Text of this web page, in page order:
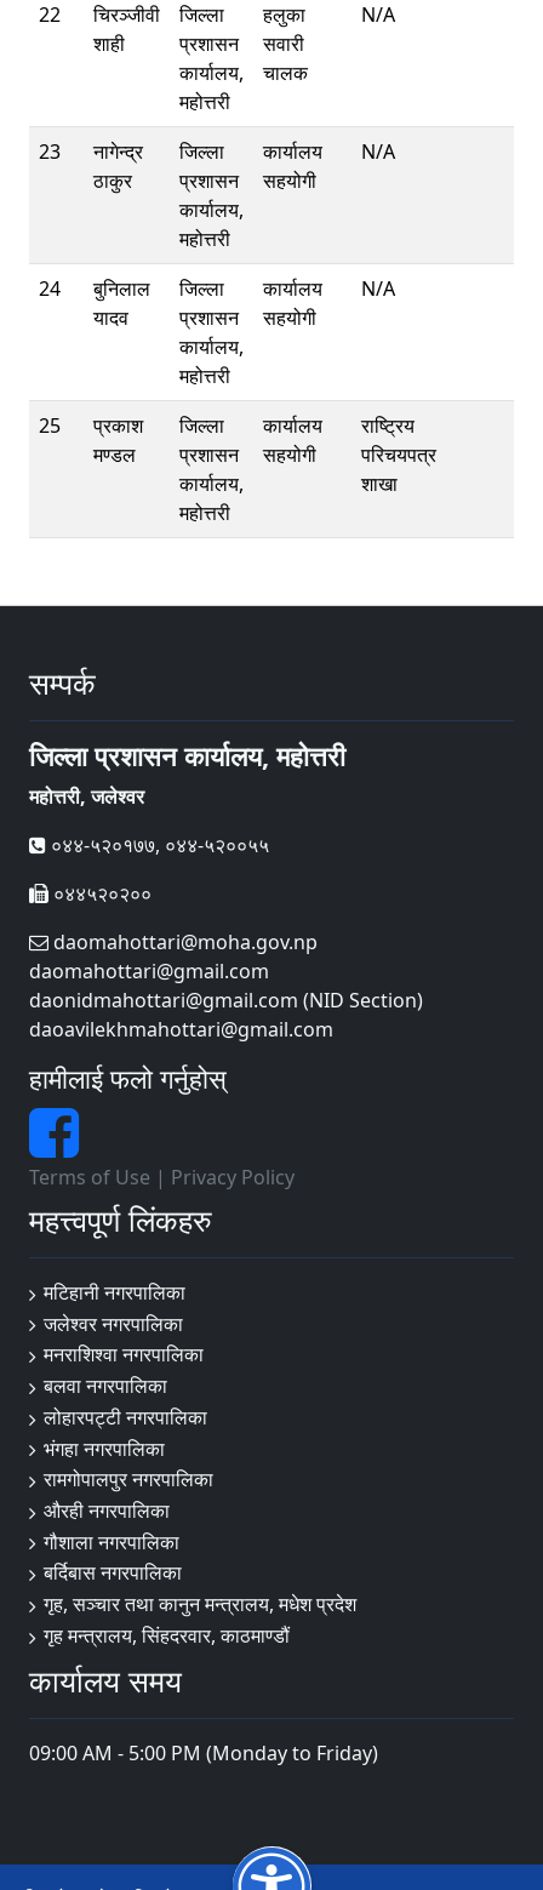
22
चिरञ्जीवी
शाही
जिल्ला
प्रशासन
कार्यालय,
महोत्तरी
हलुका
सवारी
चालक
N/A
23
नागेन्द्र
ठाकुर
जिल्ला
प्रशासन
कार्यालय,
महोत्तरी
कार्यालय
सहयोगी
N/A
24
बुनिलाल
यादव
जिल्ला
प्रशासन
कार्यालय,
महोत्तरी
कार्यालय
सहयोगी
N/A
25
प्रकाश
मण्डल
जिल्ला
प्रशासन
कार्यालय,
महोत्तरी
कार्यालय
सहयोगी
राष्ट्रिय
परिचयपत्र
शाखा
सम्पर्क
जिल्ला प्रशासन कार्यालय, महोत्तरी
महोत्तरी, जलेश्वर
०४४-५२०१७७, ०४४-५२००५५
०४४५२०२००
daomahottari@moha.gov.np
daomahottari@gmail.com
daonidmahottari@gmail.com (NID Section)
daoavilekhmahottari@gmail.com
हामीलाई फलो गर्नुहोस्
Terms of Use | Privacy Policy
महत्त्वपूर्ण लिंकहरु
मटिहानी नगरपालिका
जलेश्वर नगरपालिका
मनराशिश्वा नगरपालिका
बलवा नगरपालिका
लोहारपट्टी नगरपालिका
भंगहा नगरपालिका
रामगोपालपुर नगरपालिका
औरही नगरपालिका
गौशाला नगरपालिका
बर्दिबास नगरपालिका
गृह, सञ्चार तथा कानुन मन्त्रालय, मधेश प्रदेश
गृह मन्त्रालय, सिंहदरवार, काठमाण्डौं
कार्यालय समय
09:00 AM - 5:00 PM (Monday to Friday)